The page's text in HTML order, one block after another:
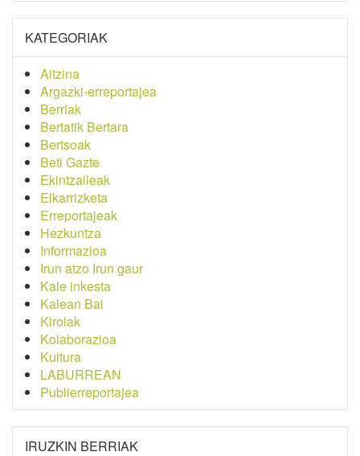
KATEGORIAK
Aitzina
Argazki-erreportajea
Berriak
Bertatik Bertara
Bertsoak
Beti Gazte
Ekintzaileak
Elkarrizketa
Erreportajeak
Hezkuntza
Informazioa
Irun atzo Irun gaur
Kale inkesta
Kalean Bai
Kirolak
Kolaborazioa
Kultura
LABURREAN
Publierreportajea
IRUZKIN BERRIAK